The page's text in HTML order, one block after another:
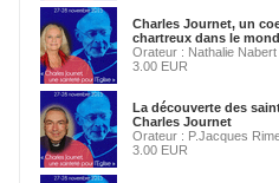
Charles Journet, un
chartreux dans le
Orateur : Nathalie Nabert
3.00 EUR
La découverte des
Charles Journet
Orateur : P.Jacques
3.00 EUR